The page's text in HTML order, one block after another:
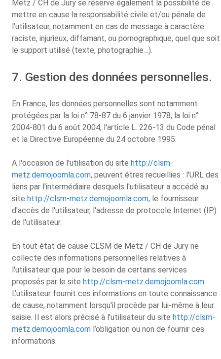
Metz / CH de Jury se réserve également la possibilité de
mettre en cause la responsabilité civile et/ou pénale de
l’utilisateur, notamment en cas de message à caractère
raciste, injurieux, diffamant, ou pornographique, quel que soit
le support utilisé (texte, photographie…).
7. Gestion des données personnelles.
En France, les données personnelles sont notamment
protégées par la loi n° 78-87 du 6 janvier 1978, la loi n°
2004-801 du 6 août 2004, l'article L. 226-13 du Code pénal
et la Directive Européenne du 24 octobre 1995.
A l'occasion de l'utilisation du site http://clsm-
metz.demojoomla.com, peuvent êtres recueillies : l'URL des
liens par l'intermédiaire desquels l'utilisateur a accédé au
site http://clsm-metz.demojoomla.com, le fournisseur
d'accès de l'utilisateur, l'adresse de protocole Internet (IP)
de l'utilisateur.
En tout état de cause CLSM de Metz / CH de Jury ne
collecte des informations personnelles relatives à
l'utilisateur que pour le besoin de certains services
proposés par le site http://clsm-metz.demojoomla.com.
L'utilisateur fournit ces informations en toute connaissance
de cause, notamment lorsqu'il procède par lui-même à leur
saisie. Il est alors précisé à l'utilisateur du site http://clsm-
metz.demojoomla.com l’obligation ou non de fournir ces
informations.